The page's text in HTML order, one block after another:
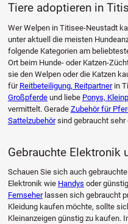
Tiere adoptieren in
Wer Welpen in Titisee-Neustadt
unter aktuell die meisten
folgende Kategorien am
Ort beim Hunde- oder Katzen-
sie den Welpen oder die Katzen
für Reitbeteiligung, Reitpartnerin
Großpferdeund liebe Ponys,
vermittelt. Gerade Zubehör für
Sattelzubehörsind gebraucht sehr
Gebrauchte Elektronik
Schauen Sie sich auch
Elektronik wie Handys oder
Fernseherlassen sich gebraucht
Kleidung kaufen möchte, sollte
Kleinanzeigen günstig zu kaufen.